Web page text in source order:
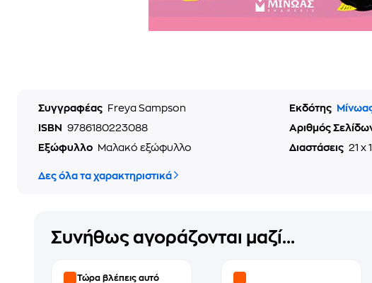
Συγγραφέας Freya Sampson Εκδότης
ISBN
9786180223088 Αριθμός
Εξώφυλλο
Μαλακό εξώφυλλο Διαστάσεις 21 x
Δες όλα τα χαρακτηριστικά
Συνήθως αγοράζονται μαζί...
Τώρα βλέπεις αυτό